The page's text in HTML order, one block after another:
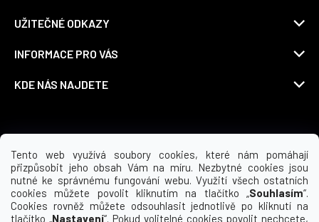
Tento web využívá soubory cookies, které nám pomáhají
přizpůsobit jeho obsah Vám na míru. Nezbytné cookies jsou
nutné ke správnému fungování webu. Využití všech ostatních
cookies můžete povolit kliknutím na tlačítko „Souhlasím“.
Cookies rovněž můžete odsouhlasit jednotlivě po kliknutí na
tlačítko „Nastavení“. Pokud volitelné cookies povolit nechcete,
UŽITEČNÉ ODKAZY
INFORMACE PRO VÁS
KDE NÁS NAJDETE
Možnosti dopravy